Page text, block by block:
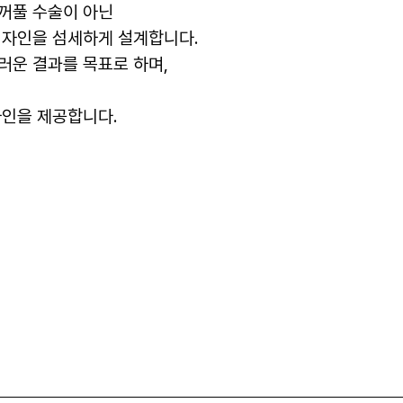
풀 수술이 아닌
인을 섬세하게 설계합니다.
운 결과를 목표로 하며,
을 제공합니다.